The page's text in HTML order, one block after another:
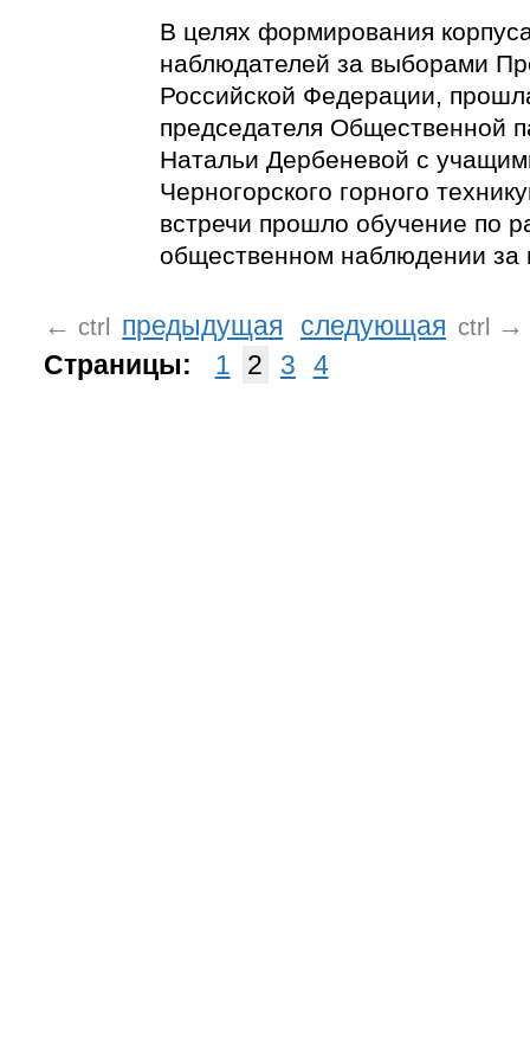
В целях формирования
наблюдателей за выборами
Российской Федерации,
председателя Общественной
Натальи Дербеневой с
Черногорского горного
встречи прошло обучение по
общественном наблюдении за
← ctrl предыдущая следующая ctrl
→
Страницы:
1 2 3 4